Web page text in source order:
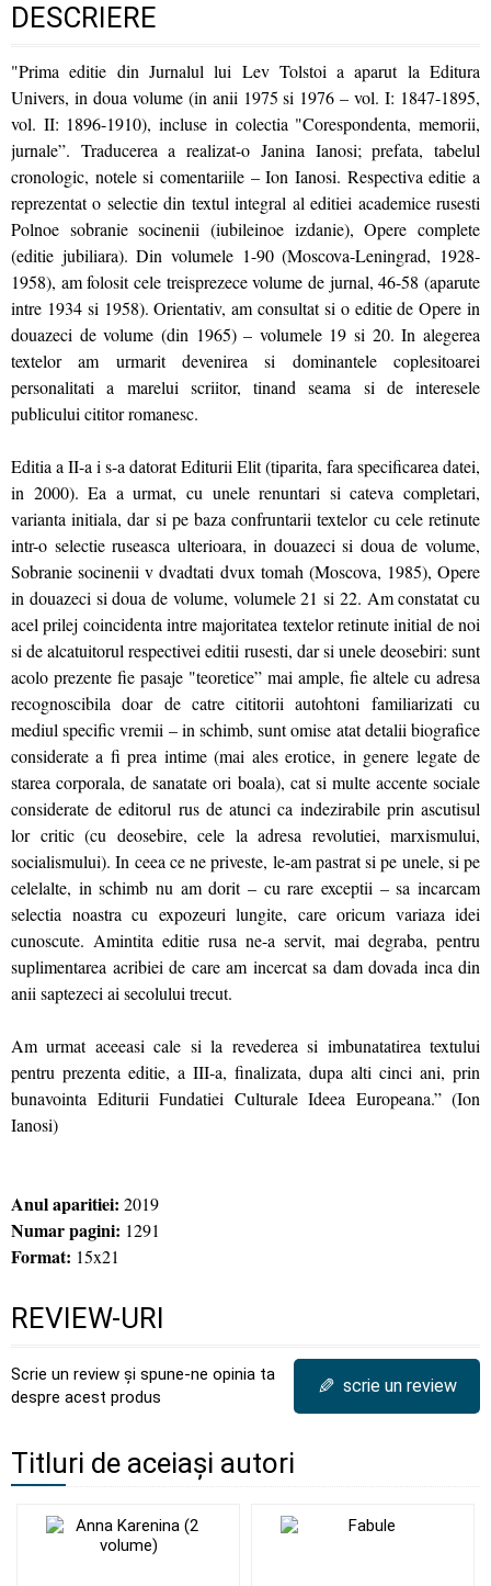
DESCRIERE
"Prima editie din Jurnalul lui Lev Tolstoi a aparut la Editura
Univers, in doua volume (in anii 1975 si 1976 – vol. I: 1847-1895,
vol. II: 1896-1910), incluse in colectia "Corespondenta, memorii,
jurnale”. Traducerea a realizat-o Janina Ianosi; prefata, tabelul
cronologic, notele si comentariile – Ion Ianosi. Respectiva editie a
reprezentat o selectie din textul integral al editiei academice rusesti
Polnoe sobranie socinenii (iubileinoe izdanie), Opere complete
(editie jubiliara). Din volumele 1-90 (Moscova-Leningrad, 1928-
1958), am folosit cele treisprezece volume de jurnal, 46-58 (aparute
intre 1934 si 1958). Orientativ, am consultat si o editie de Opere in
douazeci de volume (din 1965) – volumele 19 si 20. In alegerea
textelor am urmarit devenirea si dominantele coplesitoarei
personalitati a marelui scriitor, tinand seama si de interesele
publicului cititor romanesc.
Editia a II-a i s-a datorat Editurii Elit (tiparita, fara specificarea datei,
in 2000). Ea a urmat, cu unele renuntari si cateva completari,
varianta initiala, dar si pe baza confruntarii textelor cu cele retinute
intr-o selectie ruseasca ulterioara, in douazeci si doua de volume,
Sobranie socinenii v dvadtati dvux tomah (Moscova, 1985), Opere
in douazeci si doua de volume, volumele 21 si 22. Am constatat cu
acel prilej coincidenta intre majoritatea textelor retinute initial de noi
si de alcatuitorul respectivei editii rusesti, dar si unele deosebiri: sunt
acolo prezente fie pasaje "teoretice” mai ample, fie altele cu adresa
recognoscibila doar de catre cititorii autohtoni familiarizati cu
mediul specific vremii – in schimb, sunt omise atat detalii biografice
considerate a fi prea intime (mai ales erotice, in genere legate de
starea corporala, de sanatate ori boala), cat si multe accente sociale
considerate de editorul rus de atunci ca indezirabile prin ascutisul
lor critic (cu deosebire, cele la adresa revolutiei, marxismului,
socialismului). In ceea ce ne priveste, le-am pastrat si pe unele, si pe
celelalte, in schimb nu am dorit – cu rare exceptii – sa incarcam
selectia noastra cu expozeuri lungite, care oricum variaza idei
cunoscute. Amintita editie rusa ne-a servit, mai degraba, pentru
suplimentarea acribiei de care am incercat sa dam dovada inca din
anii saptezeci ai secolului trecut.
Am urmat aceeasi cale si la revederea si imbunatatirea textului
pentru prezenta editie, a III-a, finalizata, dupa alti cinci ani, prin
bunavointa Editurii Fundatiei Culturale Ideea Europeana.” (Ion
Ianosi)
Anul aparitiei: 2019
Numar pagini: 1291
Format: 15x21
REVIEW-URI
Scrie un review și spune-ne opinia ta
despre acest produs
✎ scrie un review
Titluri de aceiași autori